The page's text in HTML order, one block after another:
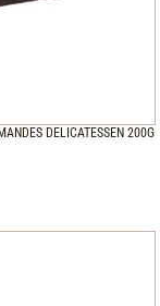
DELICATESSEN 200G